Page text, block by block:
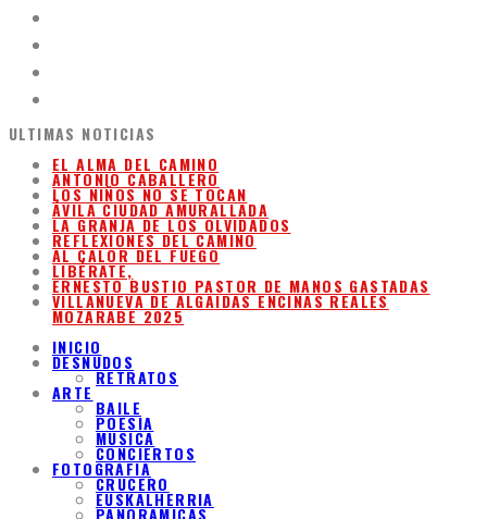
ULTIMAS NOTICIAS
EL ALMA DEL CAMINO
ANTONIO CABALLERO
LOS NIÑOS NO SE TOCAN
ÁVILA CIUDAD AMURALLADA
LA GRANJA DE LOS OLVIDADOS
REFLEXIONES DEL CAMINO
AL CALOR DEL FUEGO
LIBÉRATE,
ERNESTO BUSTIO PASTOR DE MANOS GASTADAS
VILLANUEVA DE ALGAIDAS ENCINAS REALES
MOZARABE 2025
INICIO
DESNUDOS
RETRATOS
ARTE
BAILE
POESIA
MUSICA
CONCIERTOS
FOTOGRAFIA
CRUCERO
EUSKALHERRIA
PANORAMICAS